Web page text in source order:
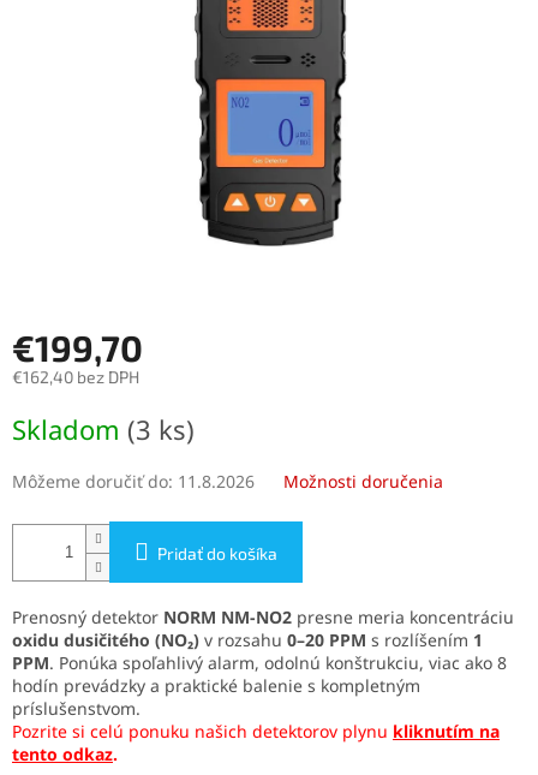
€199,70
€162,40 bez DPH
cena:
Skladom (3 ks)
Môžeme doručiť do: 11.8.2026 Možnosti doručenia
Pridať do košíka
Prenosný detektor NORM NM-NO2 presne meria koncentráciu
oxidu dusičitého (NO₂) v rozsahu 0–20 PPM s rozlíšením 1
PPM. Ponúka spoľahlivý alarm, odolnú konštrukciu, viac ako 8
hodín prevádzky a praktické balenie s kompletným
príslušenstvom.
Pozrite si celú ponuku našich detektorov plynu kliknutím na
tento odkaz.